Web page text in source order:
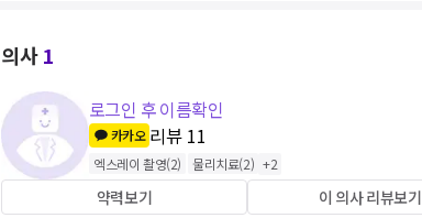
의사1
로그인 후 이름확인
카카오 리뷰 11
엑스레이 촬영(2) 물리치료(2) +2
약력보기 이 의사 리뷰보기